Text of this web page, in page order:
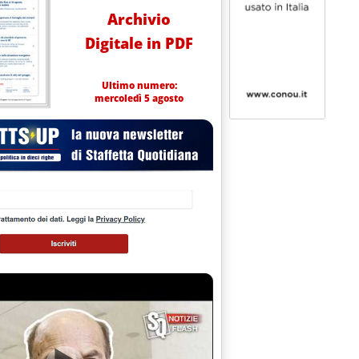
Archivio
Digitale in PDF
Ultimo numero:
mercoledì 5 agosto